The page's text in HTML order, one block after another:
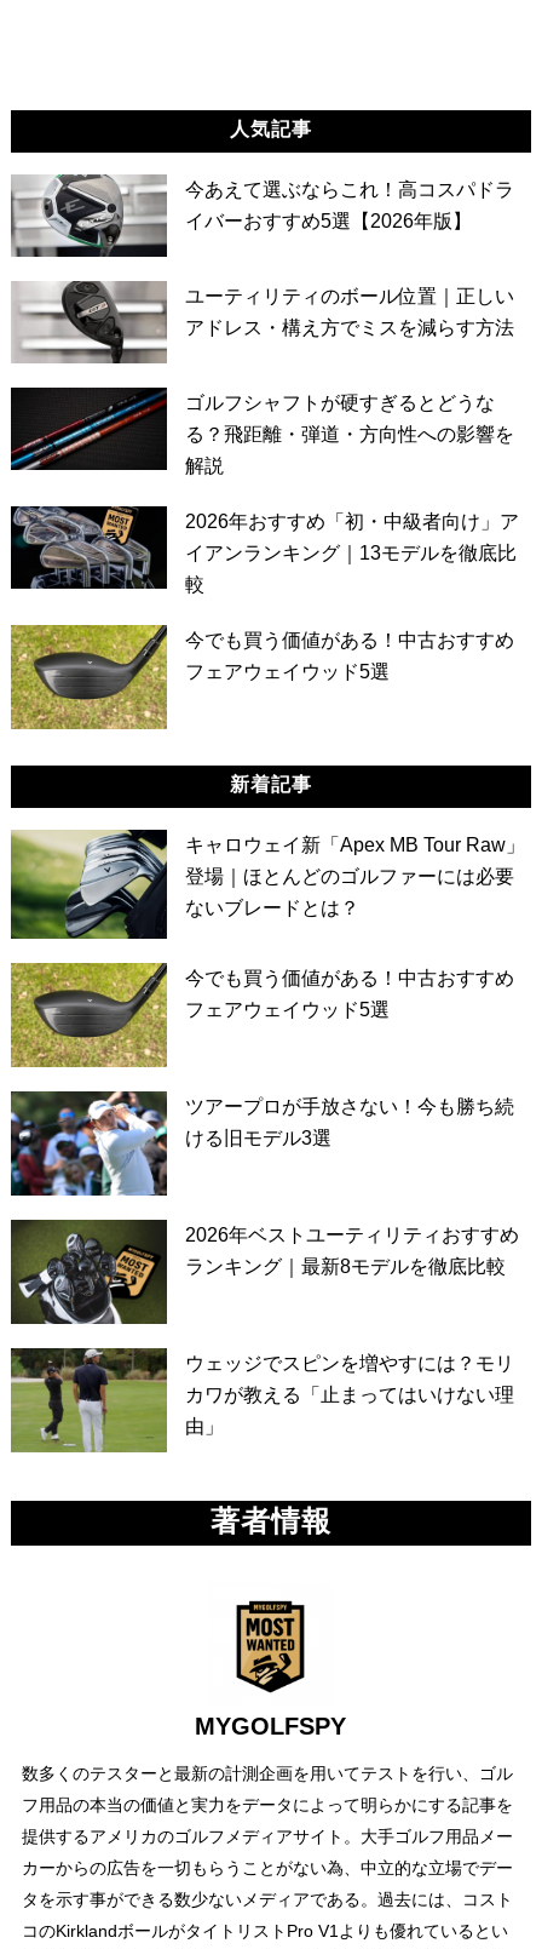
人気記事
今あえて選ぶならこれ！高コスパドラ
イバーおすすめ5選【2026年版】
ユーティリティのボール位置｜正しい
アドレス・構え方でミスを減らす方法
ゴルフシャフトが硬すぎるとどうな
る？飛距離・弾道・方向性への影響を
解説
2026年おすすめ「初・中級者向け」ア
イアンランキング｜13モデルを徹底比
較
今でも買う価値がある！中古おすすめ
フェアウェイウッド5選
新着記事
キャロウェイ新「Apex MB Tour Raw」
登場｜ほとんどのゴルファーには必要
ないブレードとは？
今でも買う価値がある！中古おすすめ
フェアウェイウッド5選
ツアープロが手放さない！今も勝ち続
ける旧モデル3選
2026年ベストユーティリティおすすめ
ランキング｜最新8モデルを徹底比較
ウェッジでスピンを増やすには？モリ
カワが教える「止まってはいけない理
由」
著者情報
MYGOLFSPY
数多くのテスターと最新の計測企画を用いてテストを行い、ゴル
フ用品の本当の価値と実力をデータによって明らかにする記事を
提供するアメリカのゴルフメディアサイト。大手ゴルフ用品メー
カーからの広告を一切もらうことがない為、中立的な立場でデー
タを示す事ができる数少ないメディアである。過去には、コスト
コのKirklandボールがタイトリストPro V1よりも優れているとい